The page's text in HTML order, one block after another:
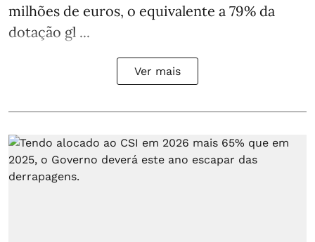
milhões de euros, o equivalente a 79% da
dotação gl ...
Ver mais